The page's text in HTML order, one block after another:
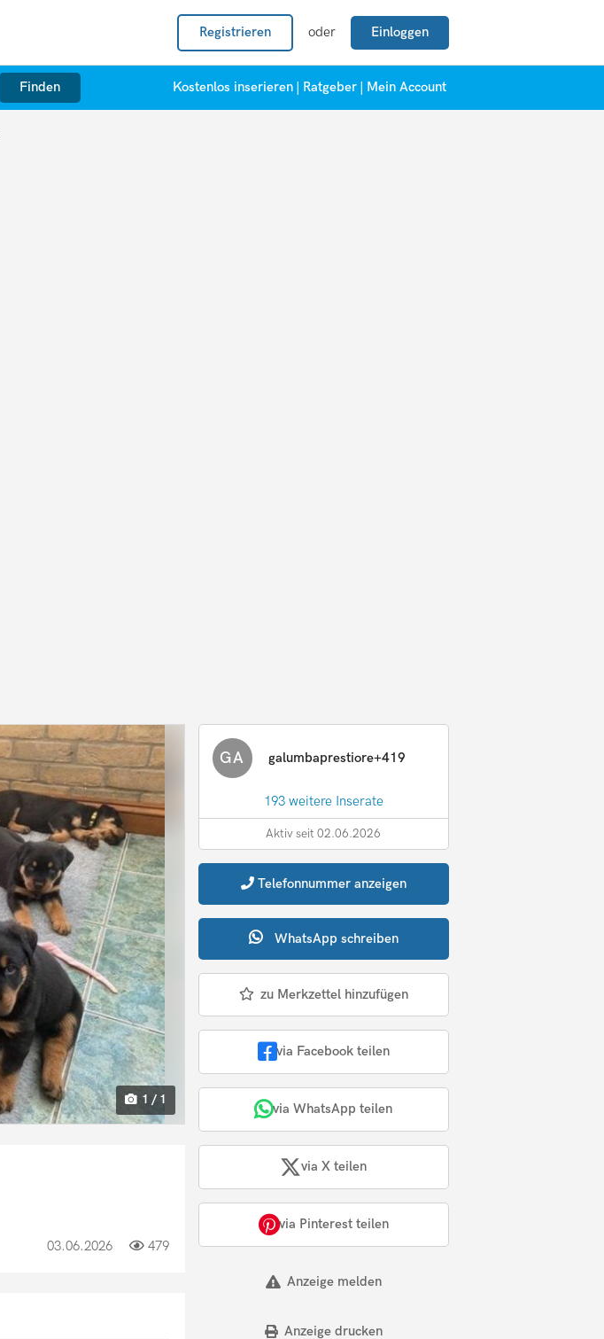
Registrieren oder Einloggen
Finden Kostenlos inserieren Ratgeber Mein Account
1 / 1
03.06.2026 479
GA galumbaprestiore+419
193 weitere Inserate
Aktiv seit 02.06.2026
Telefonnummer anzeigen
WhatsApp schreiben
zu Merkzettel hinzufügen
via Facebook teilen
via WhatsApp teilen
via X teilen
via Pinterest teilen
Anzeige melden
Anzeige drucken